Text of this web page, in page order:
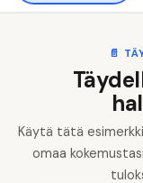
📄
Käytä tätä
omaa